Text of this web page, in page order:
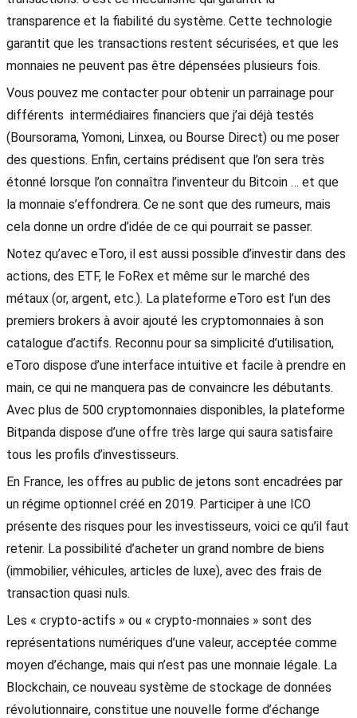
transparence et la fiabilité du système. Cette technologie
garantit que les transactions restent sécurisées, et que les
monnaies ne peuvent pas être dépensées plusieurs fois.
Vous pouvez me contacter pour obtenir un parrainage pour
différents intermédiaires financiers que j’ai déjà testés
(Boursorama, Yomoni, Linxea, ou Bourse Direct) ou me poser
des questions. Enfin, certains prédisent que l’on sera très
étonné lorsque l’on connaîtra l’inventeur du Bitcoin … et que
la monnaie s’effondrera. Ce ne sont que des rumeurs, mais
cela donne un ordre d’idée de ce qui pourrait se passer.
Notez qu’avec eToro, il est aussi possible d’investir dans des
actions, des ETF, le FoRex et même sur le marché des
métaux (or, argent, etc.). La plateforme eToro est l’un des
premiers brokers à avoir ajouté les cryptomonnaies à son
catalogue d’actifs. Reconnu pour sa simplicité d’utilisation,
eToro dispose d’une interface intuitive et facile à prendre en
main, ce qui ne manquera pas de convaincre les débutants.
Avec plus de 500 cryptomonnaies disponibles, la plateforme
Bitpanda dispose d’une offre très large qui saura satisfaire
tous les profils d’investisseurs.
En France, les offres au public de jetons sont encadrées par
un régime optionnel créé en 2019. Participer à une ICO
présente des risques pour les investisseurs, voici ce qu’il faut
retenir. La possibilité d’acheter un grand nombre de biens
(immobilier, véhicules, articles de luxe), avec des frais de
transaction quasi nuls.
Les « crypto-actifs » ou « crypto-monnaies » sont des
représentations numériques d’une valeur, acceptée comme
moyen d’échange, mais qui n’est pas une monnaie légale. La
Blockchain, ce nouveau système de stockage de données
révolutionnaire, constitue une nouvelle forme d’échange